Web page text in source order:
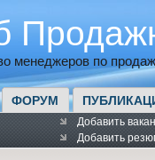
менеджеров по
ФОРУМ
Добавить
Добавить